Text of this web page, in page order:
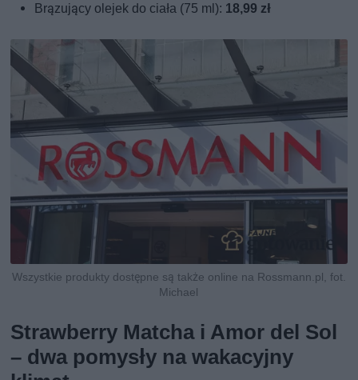
Brązujący olejek do ciała (75 ml): 18,99 zł
Wszystkie produkty dostępne są także online na Rossmann.pl, fot.
Michael
Strawberry Matcha i Amor del Sol
– dwa pomysły na wakacyjny